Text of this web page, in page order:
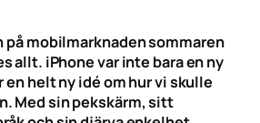
på mobilmarknaden sommaren
allt. iPhone var inte bara en ny
en helt ny idé om hur vi skulle
Med sin pekskärm, sitt